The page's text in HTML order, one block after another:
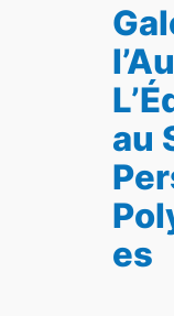
au
es